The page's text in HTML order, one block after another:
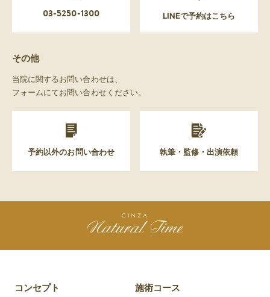
03-5250-1300 LINEで予約はこちら
その他
当院に関するお問い合わせは、
フォームにてお問い合わせください。
予約以外のお問い合わせ 執筆・監修・出演依頼
コンセプト 施術コース